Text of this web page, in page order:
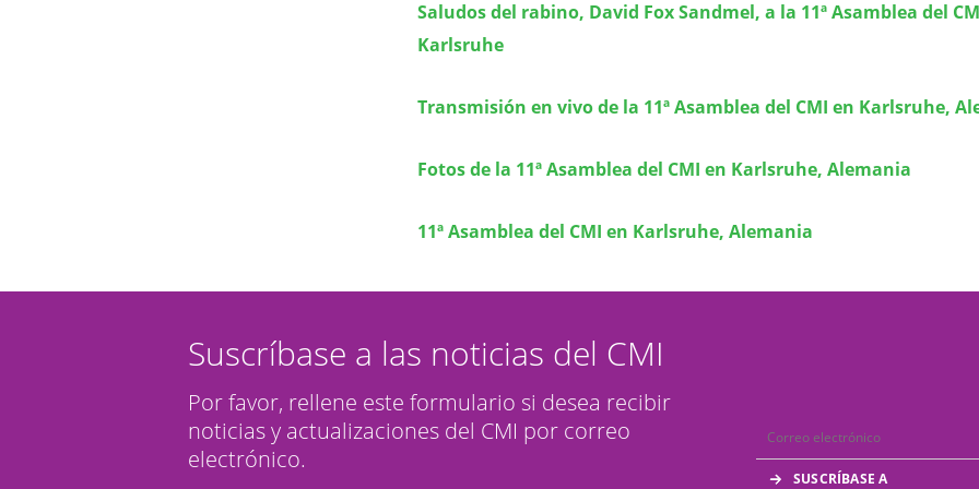
Saludos del rabino, David Fox Sandmel, a la 11ª Asamblea del
Karlsruhe
Transmisión en vivo de la 11ª Asamblea del CMI en Karlsruhe,
Fotos de la 11ª Asamblea del CMI en Karlsruhe, Alemania
11ª Asamblea del CMI en Karlsruhe, Alemania
Suscríbase a las noticias del CMI
Por favor, rellene este formulario si desea recibir
noticias y actualizaciones del CMI por correo
electrónico.